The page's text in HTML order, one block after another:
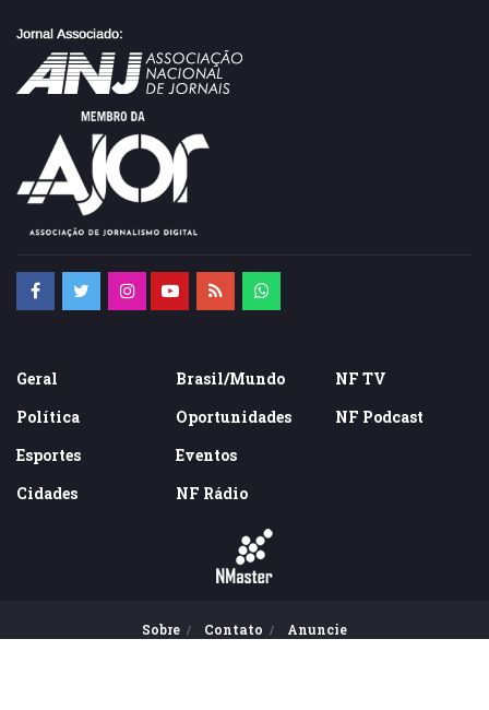
Geral
Política
Esportes
Cidades
Brasil/Mundo
Oportunidades
Eventos
NF Rádio
NF TV
NF Podcast
Sobre Contato Anuncie